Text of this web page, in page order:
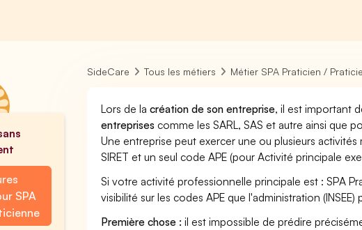
SPA
SideCare Tous les métiers Métier SPA Praticien /
Lors de lacréation de son entreprise, il est important
entreprises comme les SARL, SAS et autre ainsi que
Une entreprise peut exercer une ou plusieurs
SIRET et un seul code APE (pour Activité principale
Si votre activité professionnelle principale est : SPA
visibilité sur les codes APE que l'administration (INSEE)
Première chose : il est impossible de prédire